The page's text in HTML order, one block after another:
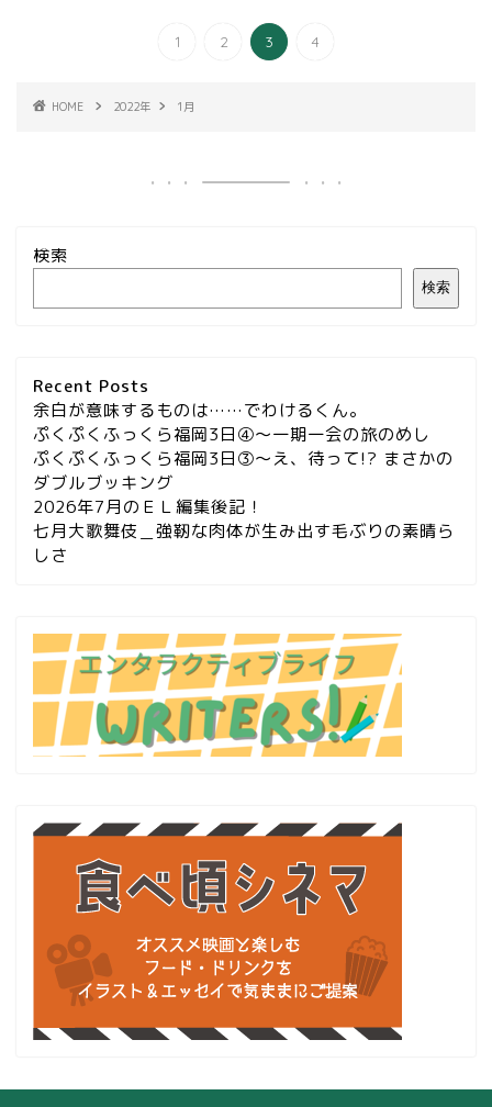
1 2 3 4
HOME 2022年 1月
検索
検索
Recent Posts
余白が意味するものは……でわけるくん。
ぷくぷくふっくら福岡3日④～一期一会の旅のめし
ぷくぷくふっくら福岡3日③～え、待って!? まさかの
ダブルブッキング
2026年7月のＥＬ編集後記！
七月大歌舞伎＿強靭な肉体が生み出す毛ぶりの素晴ら
しさ